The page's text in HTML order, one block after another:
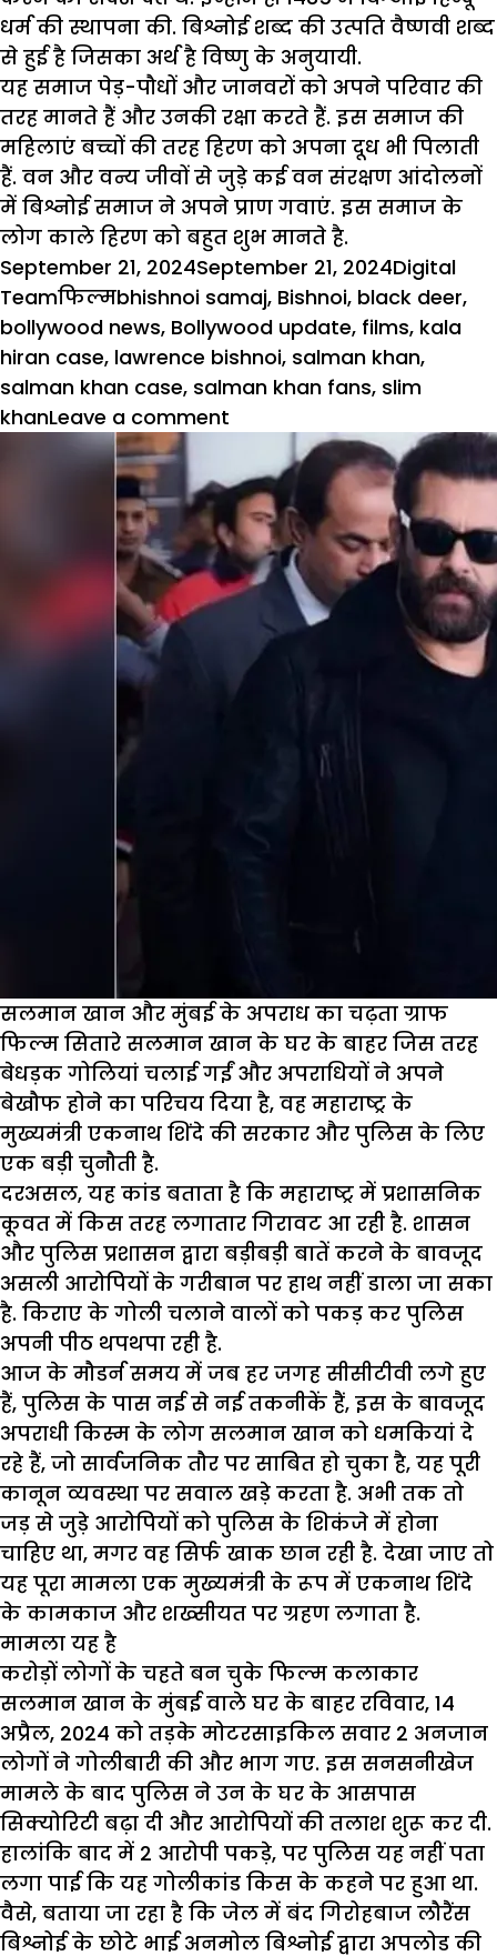
धर्म की स्थापना की. बिश्नोई शब्द की उत्पति वैष्णवी शब्द
से हुई है जिसका अर्थ है विष्णु के अनुयायी.
यह समाज पेड़-पौधों और जानवरों को अपने परिवार की
तरह मानते हैं और उनकी रक्षा करते हैं. इस समाज की
महिलाएं बच्चों की तरह हिरण को अपना दूध भी पिलाती
हैं. वन और वन्य जीवों से जुड़े कई वन संरक्षण आंदोलनों
में बिश्नोई समाज ने अपने प्राण गवाएं. इस समाज के
लोग काले हिरण को बहुत शुभ मानते है.
Posted
on
September 21, 2024September 21, 2024Author
Digital
TeamCategories
फिल्मTags
bhishnoi samaj, Bishnoi, black deer,
bollywood news, Bollywood update, films, kala
hiran case, lawrence bishnoi, salman khan,
salman khan case, salman khan fans, slim
khanLeave a comment
सलमान
के
पिता
सलीम
खान
को
मिली
धमकी,
लौरेंस
सलमान खान और मुंबई के अपराध का चढ़ता ग्राफ
फिल्म सितारे सलमान खान के घर के बाहर जिस तरह
बेधड़क गोलियां चलाई गईं और अपराधियों ने अपने
बेखौफ होने का परिचय दिया है, वह महाराष्ट्र के
मुख्यमंत्री एकनाथ शिंदे की सरकार और पुलिस के लिए
एक बड़ी चुनौती है.
दरअसल, यह कांड बताता है कि महाराष्ट्र में प्रशासनिक
कूवत में किस तरह लगातार गिरावट आ रही है. शासन
और पुलिस प्रशासन द्वारा बड़ीबड़ी बातें करने के बावजूद
असली आरोपियों के गरीबान पर हाथ नहीं डाला जा सका
है. किराए के गोली चलाने वालों को पकड़ कर पुलिस
अपनी पीठ थपथपा रही है.
आज के मौडर्न समय में जब हर जगह सीसीटीवी लगे हुए
हैं, पुलिस के पास नई से नई तकनीकें हैं, इस के बावजूद
अपराधी किस्म के लोग सलमान खान को धमकियां दे
रहे हैं, जो सार्वजनिक तौर पर साबित हो चुका है, यह पूरी
कानून व्यवस्था पर सवाल खड़े करता है. अभी तक तो
जड़ से जुड़े आरोपियों को पुलिस के शिकंजे में होना
चाहिए था, मगर वह सिर्फ खाक छान रही है. देखा जाए तो
यह पूरा मामला एक मुख्यमंत्री के रूप में एकनाथ शिंदे
के कामकाज और शख्सीयत पर ग्रहण लगाता है.
मामला यह है
करोड़ों लोगों के चहते बन चुके फिल्म कलाकार
सलमान खान के मुंबई वाले घर के बाहर रविवार, 14
अप्रैल, 2024 को तड़के मोटरसाइकिल सवार 2 अनजान
लोगों ने गोलीबारी की और भाग गए. इस सनसनीखेज
मामले के बाद पुलिस ने उन के घर के आसपास
सिक्योरिटी बढ़ा दी और आरोपियों की तलाश शुरू कर दी.
हालांकि बाद में 2 आरोपी पकड़े, पर पुलिस यह नहीं पता
लगा पाई कि यह गोलीकांड किस के कहने पर हुआ था.
वैसे, बताया जा रहा है कि जेल में बंद गिरोहबाज लौरैंस
बिश्नोई के छोटे भाई अनमोल बिश्नोई द्वारा अपलोड की